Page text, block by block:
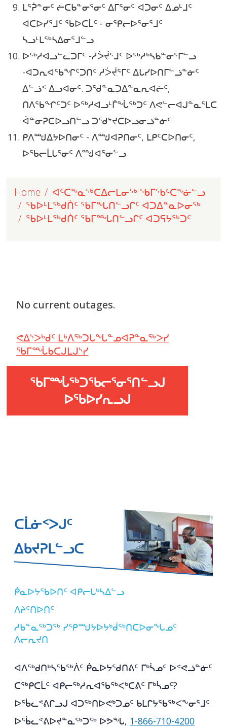
ᒪᕐᕉᓐᓂᑦ ᓖᑕᑲᓐᓂᕐᓂᑦ ᐃᒥᕐᓂᑦ ᐊᑐᓂᑦ ᐃᓄᒻᒧᑦ
ᐊᑕᐅᓯᕐᒧᑦ ᖃᐅᑕᒫᑦ - ᓂᕿᓕᐅᕐᓂᕐᒧᑦ
ᓴᓗᒻᒪᖅᓴᐃᓂᕐᒧᓪᓗ
ᐅᖅᓱᐊᓗᓪᓚᑐᒥᑦ -ᓱᐴᔫᕐᒧᑦ ᐅᖅᓱᒃᓴᑲᓐᓂᕐᒥᓪᓗ
-ᐊᑐᕆᐊᖃᖏᑦᑐᑎᑦ ᓱᐴᔫᕐᒥᑦ ᐃᒐᓯᐅᑎᒥᓪᓘᓐᓃᑦ
ᐃᓪᓘᑉ ᐃᓗᐊᓂᑦ. ᑐᖁᓐᓇᑐᐃᓐᓇᕆᐊᓖᑦ,
ᑎᐱᖃᖏᑦᑐᑦ ᐅᖅᓱᐊᓗᒻᒦᖔᖅᑐᑦ ᐱᕙᓪᓕᐊᒍᓐᓇᕐᒪᑕ
ᐋᓐᓂᕈᑕᐅᓗᑎᓪᓗ ᑐᖁᔾᔪᑕᐅᓗᓂᓘᓐᓃᑦ
ᑭᐱᙳᐃᔭᐅᑎᓂᑦ - ᐱᙳᐊᕈᑎᓂᑦ, ᒪᑭᑦᑕᐅᑎᓂᑦ,
ᐅᖃᓕᒫᒐᕐᓂᑦ ᐱᙳᐊᕐᓂᓪᓗ
Home
ᐊᑦᑕᖕᓇᖅᑕᐃᓕᒪᓂᖅ ᖃᒥᖃᑦᑕᖕᓃᓪᓗ
ᖃᐅᒻᒪᖅᑯᑏᑦ ᖃᒥᖓᑎᓪᓗᒋᑦ ᐊᑐᐃᓐᓇᐅᓂᖅ
ᖃᐅᒻᒪᖅᑯᑏᑦ ᖃᒥᙵᑎᓪᓗᒋᑦ ᐊᑐᕋᔭᖅᑐᑦ
No current outages.
ᕙᐃᔅᐳᒃᑯᑦ ᒪᒃᐱᖅᑐᒐᖓᓐᓄᐊᕈᓐᓇᖅᐳᓯ
ᖃᒥᙶᑲᑕᒍᒪᒍᔅᓯ
ᖃᒥᙶᖅᑐᖃᓕᕐᓂᕐᑎᓪᓗᒍ
ᐅᖃᐅᓯᕆᓗᒍ
ᑕᒫᓃᑉᐳᒍᑦ
ᐃᑲᔪᕈᒪᓪᓗᑕ
ᑮᓇᐅᔭᖃᐅᑎᑦ ᐊᑭᓕᒐᒃᓴᐃᓪᓗ
ᐱᔨᑦᑎᐅᑎᑦ
ᓱᑲᓐᓇᖅᑐᖅ ᓯᕿᙳᔭᐅᔭᒃᑰᖅᑎᑕᐅᓂᖓᓄᑦ
ᐱᓕᕆᔪᑎ
ᐊᐱᖅᑯᑎᒃᓴᖃᖅᐲᑦ ᑮᓇᐅᔭᖁᑎᕕᑦ ᒥᒃᓵᓄᑦ ᐅᕝᕙᓘᓐᓃᑦ
ᑕᖅᑭᑕᒫᑦ ᐊᑭᓕᖅᓱᕆᐊᖃᖅᐸᒃᑕᕕᑦ ᒥᒃᓵᓄᑦ?
ᐅᖄᓚᕝᕕᒋᓗᒍ ᐊᑐᖅᑎᐅᕙᒃᑐᓄᑦ ᑲᒪᒋᔭᖃᖅᐸᖕᓂᕐᒧᑦ
ᐅᖄᓚᕝᕕᐅᔪᓐᓇᖅᑐᖅ ᐅᕗᖓ, 1-866-710-4200